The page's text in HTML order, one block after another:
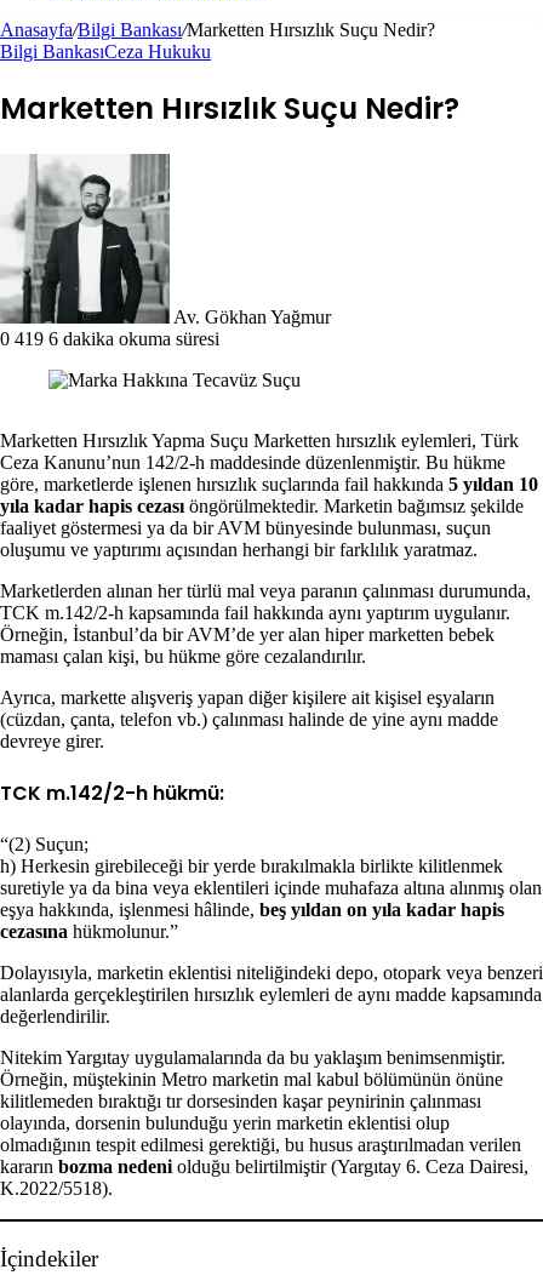
Anasayfa/Bilgi Bankası/Marketten Hırsızlık Suçu Nedir?
Bilgi BankasıCeza Hukuku
Marketten Hırsızlık Suçu Nedir?
Av. Gökhan Yağmur
0 419 6 dakika okuma süresi
Marketten Hırsızlık Yapma Suçu Marketten hırsızlık eylemleri, Türk
Ceza Kanunu’nun 142/2-h maddesinde düzenlenmiştir. Bu hükme
göre, marketlerde işlenen hırsızlık suçlarında fail hakkında 5 yıldan 10
yıla kadar hapis cezası öngörülmektedir. Marketin bağımsız şekilde
faaliyet göstermesi ya da bir AVM bünyesinde bulunması, suçun
oluşumu ve yaptırımı açısından herhangi bir farklılık yaratmaz.
Marketlerden alınan her türlü mal veya paranın çalınması durumunda,
TCK m.142/2-h kapsamında fail hakkında aynı yaptırım uygulanır.
Örneğin, İstanbul’da bir AVM’de yer alan hiper marketten bebek
maması çalan kişi, bu hükme göre cezalandırılır.
Ayrıca, markette alışveriş yapan diğer kişilere ait kişisel eşyaların
(cüzdan, çanta, telefon vb.) çalınması halinde de yine aynı madde
devreye girer.
TCK m.142/2-h hükmü:
“(2) Suçun;
h) Herkesin girebileceği bir yerde bırakılmakla birlikte kilitlenmek
suretiyle ya da bina veya eklentileri içinde muhafaza altına alınmış olan
eşya hakkında, işlenmesi hâlinde, beş yıldan on yıla kadar hapis
cezasına hükmolunur.”
Dolayısıyla, marketin eklentisi niteliğindeki depo, otopark veya benzeri
alanlarda gerçekleştirilen hırsızlık eylemleri de aynı madde kapsamında
değerlendirilir.
Nitekim Yargıtay uygulamalarında da bu yaklaşım benimsenmiştir.
Örneğin, müştekinin Metro marketin mal kabul bölümünün önüne
kilitlemeden bıraktığı tır dorsesinden kaşar peynirinin çalınması
olayında, dorsenin bulunduğu yerin marketin eklentisi olup
olmadığının tespit edilmesi gerektiği, bu husus araştırılmadan verilen
kararın bozma nedeni olduğu belirtilmiştir (Yargıtay 6. Ceza Dairesi,
K.2022/5518).
İçindekiler